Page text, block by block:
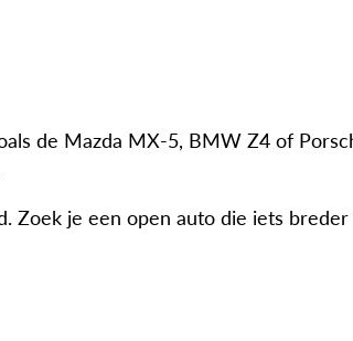
de Mazda MX-5, BMW Z4 of
Zoek je een open auto die iets breder